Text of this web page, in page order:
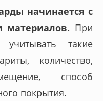
начинается с
материалов. При
такие
количество,
способ
покрытия.